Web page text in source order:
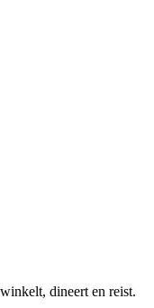
dineert en reist.